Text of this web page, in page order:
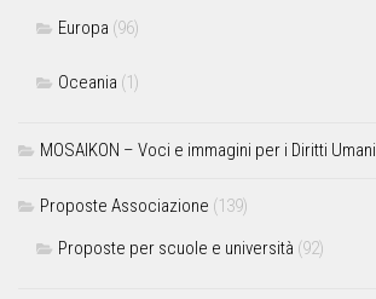
Europa (96)
Oceania (1)
MOSAIKON – Voci e immagini per i Diritti Umani
Proposte Associazione (139)
Proposte per scuole e università (92)